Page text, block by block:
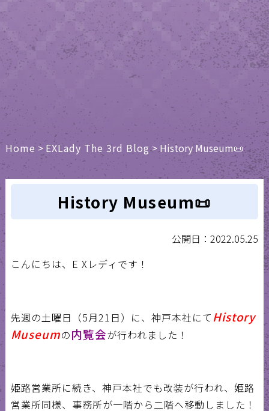
Home> EXLady The 3rd Blog>History Museum📜
History Museum📜
公開日：2022.05.25
こんにちは、 E X レディです！
先週の土曜日（5月21日）に、神戸本社にて History
Museumの内覧会が行われました！
姫路営業所に続き、神戸本社でも改装が行われ、姫路
営業所同様、事務所が一階から二階へ移動しました！